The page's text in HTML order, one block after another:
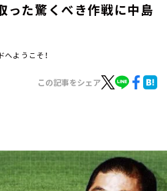
った驚くべき作戦に中島
ようこそ！
この記事をシェア